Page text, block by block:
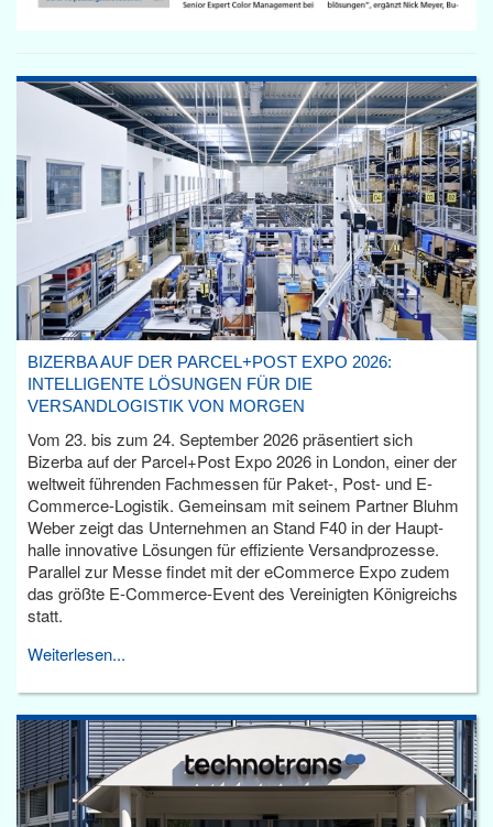
BIZERBA AUF DER PARCEL+POST EXPO 2026:
INTELLIGENTE LÖSUNGEN FÜR DIE
VERSANDLOGISTIK VON MORGEN
Vom 23. bis zum 24. September 2026 präsentiert sich
Bizerba auf der Parcel+Post Expo 2026 in London, einer der
weltweit führenden Fachmessen für Paket-, Post- und E-
Commerce-Logistik. Gemeinsam mit seinem Partner Bluhm
Weber zeigt das Unternehmen an Stand F40 in der Haupt­
halle innovative Lösungen für effiziente Versandprozesse.
Parallel zur Messe findet mit der eCommerce Expo zudem
das größte E-Commerce-Event des Vereinigten Königreichs
statt.
Weiterlesen...